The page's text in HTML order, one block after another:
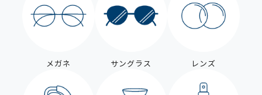
メガネ サングラス レンズ